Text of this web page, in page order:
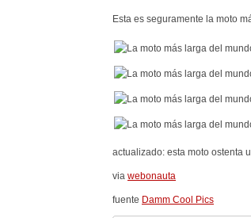
Esta es seguramente la moto
actualizado: esta moto ostenta
via webonauta
fuente Damm Cool Pics